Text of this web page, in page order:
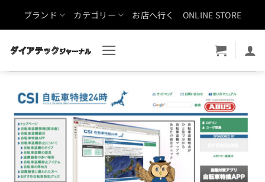
ブランド カテゴリー お店へ行く ONLINE STORE